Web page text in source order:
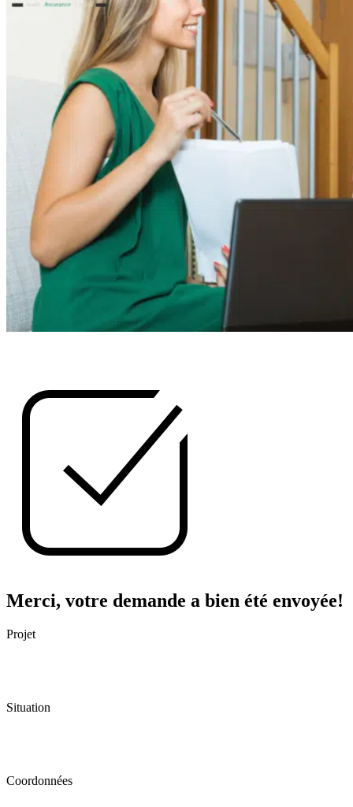
Merci, votre demande a bien été envoyée!
Projet
Situation
Coordonnées